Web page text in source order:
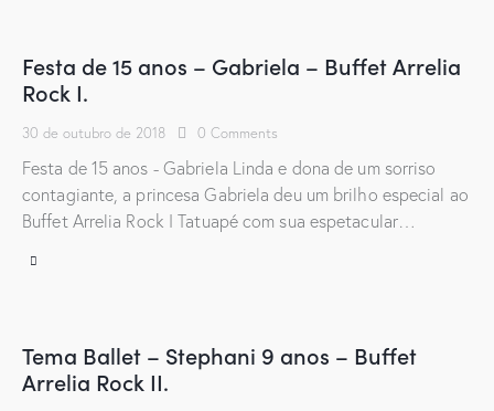
Festa de 15 anos – Gabriela – Buffet Arrelia
Rock I.
30 de outubro de 2018 0 Comments
Festa de 15 anos - Gabriela Linda e dona de um sorriso
contagiante, a princesa Gabriela deu um brilho especial ao
Buffet Arrelia Rock I Tatuapé com sua espetacular…
Tema Ballet – Stephani 9 anos – Buffet
Arrelia Rock II.